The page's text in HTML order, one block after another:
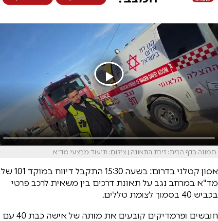
תמונה בדף הבית: זירת התאונה | צילום: תיעוד מבצעי מד"א
אסון קטלני בדרום: בשעה 15:30 התקבל דיווח במוקד 101 של
מד"א במרחב נגב על תאונת דרכים בין משאית לרכב פרטי
בכביש 40 בסמוך לצומת טללים.
חובשים ופרמדיקים קובעים את מותה של אישה כבת 40 עם